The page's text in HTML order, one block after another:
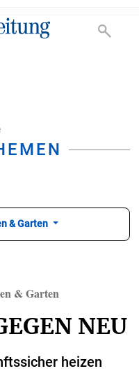
Nachrichten von
& Garten
& Garten
NEU
heizen